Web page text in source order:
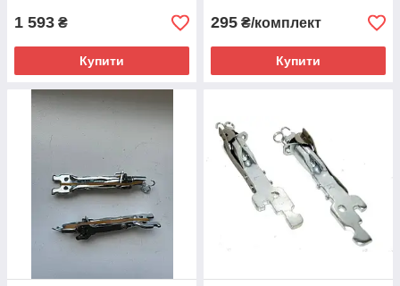
1 593 ₴
Купити
295 ₴/комплект
Купити